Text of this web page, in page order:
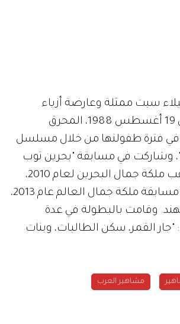
سبت ممثلة وعارضة أزياء
بحرينية، ولدت في 19 أغسطس 1988، المحرق
في فترة طفولتها من خلال مسلسل
وشاركت في مسابقة "بحرين توب
مودل"، وفازت بلقب ملكة جمال البحرين لعام 2010،
ومثلت بلادها في مسابقة ملكة جمال العالم عام 2013،
وقامت بالبطولة في عدة
القمر، سكن الطالبات، وبنات
مشاهير العرب